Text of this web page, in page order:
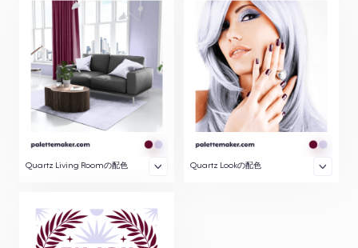
Quartz Living Roomの配色 Quartz Lookの配色